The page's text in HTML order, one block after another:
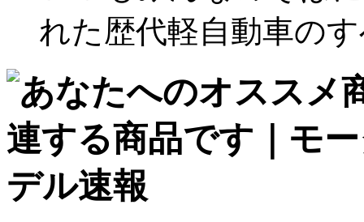
れた歴代軽自動車の